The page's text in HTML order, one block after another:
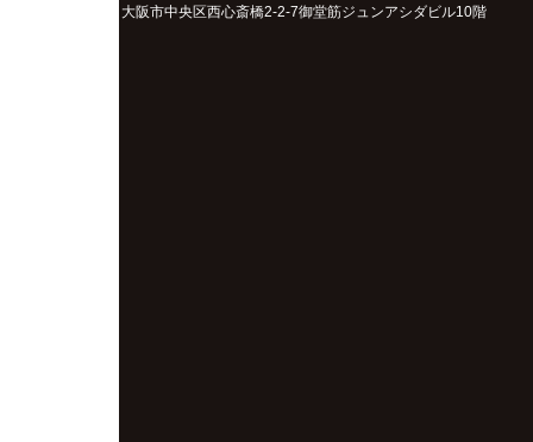
大阪市中央区西心斎橋2-2-7御堂筋ジュンアシダビル10階